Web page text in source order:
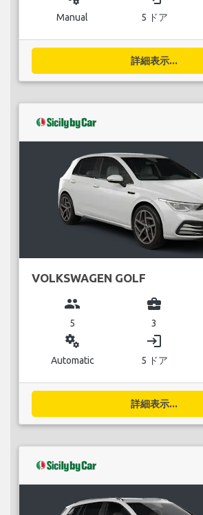
Manual 5 ドア
詳細表示...
VOLKSWAGEN GOLF
group
5
business_center
3
miscellaneous_services
Automatic
login
5 ドア
詳細表示...